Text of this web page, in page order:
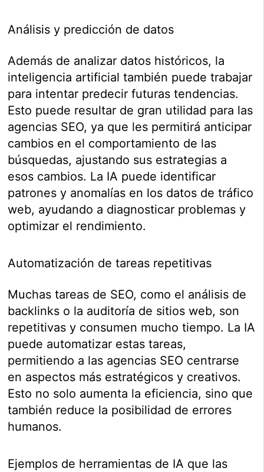
Análisis y predicción de datos
Además de analizar datos históricos, la
inteligencia artificial también puede trabajar
para intentar predecir futuras tendencias.
Esto puede resultar de gran utilidad para las
agencias SEO, ya que les permitirá anticipar
cambios en el comportamiento de las
búsquedas, ajustando sus estrategias a
esos cambios. La IA puede identificar
patrones y anomalías en los datos de tráfico
web, ayudando a diagnosticar problemas y
optimizar el rendimiento.
Automatización de tareas repetitivas
Muchas tareas de SEO, como el análisis de
backlinks o la auditoría de sitios web, son
repetitivas y consumen mucho tiempo. La IA
puede automatizar estas tareas,
permitiendo a las agencias SEO centrarse
en aspectos más estratégicos y creativos.
Esto no solo aumenta la eficiencia, sino que
también reduce la posibilidad de errores
humanos.
Ejemplos de herramientas de IA que las